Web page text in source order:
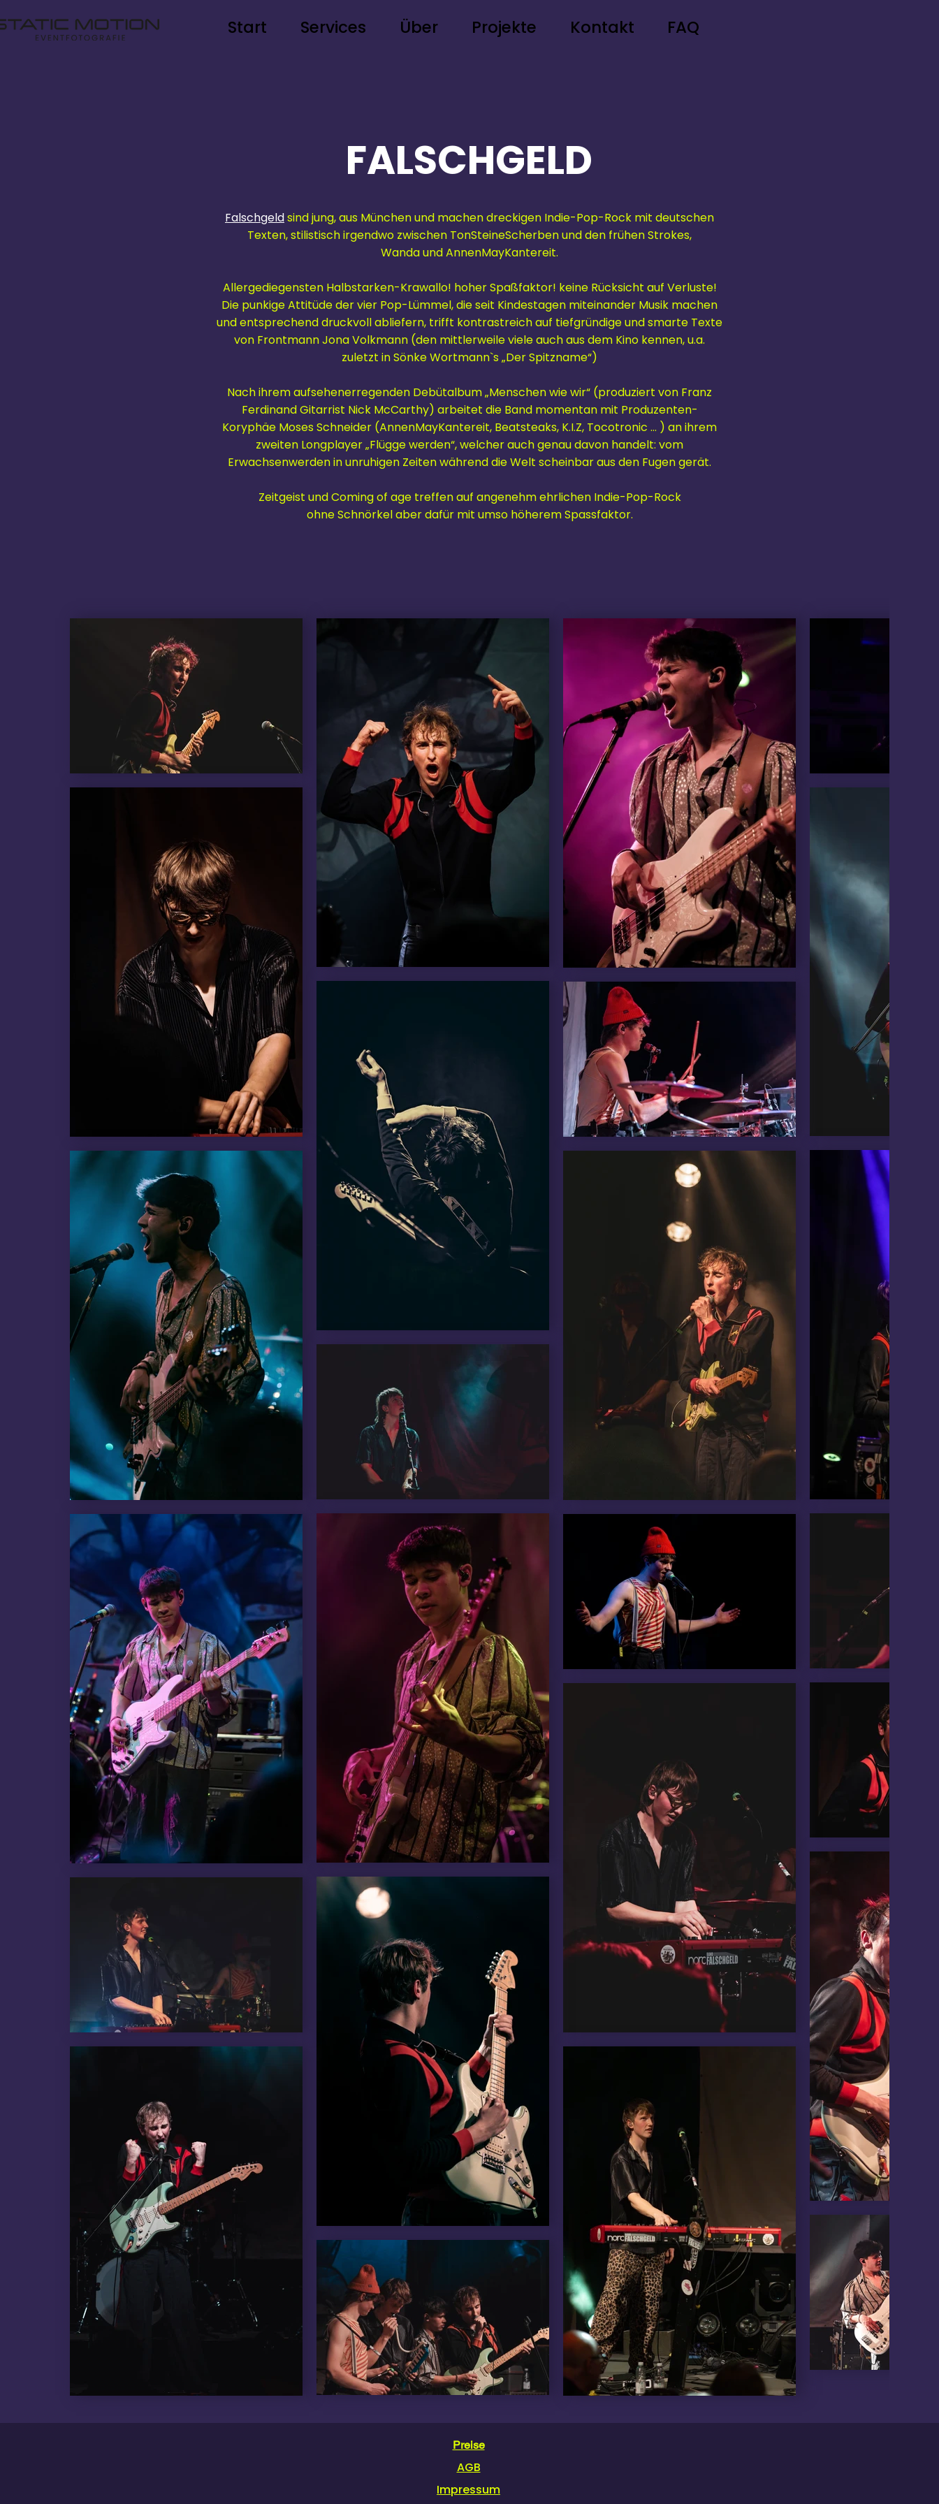
Start Services Über Projekte Kontakt FAQ
FALSCHGELD
Falschgeldsind jung, aus München und machen dreckigen Indie-Pop-Rock mit deutschen
Texten, stilistisch irgendwo zwischen TonSteineScherben und den frühen Strokes,
Wanda und AnnenMayKantereit.
Allergediegensten Halbstarken-Krawallo! hoher Spaßfaktor! keine Rücksicht auf Verluste!
Die punkige Attitüde der vier Pop-Lümmel, die seit Kindestagen miteinander Musik machen
und entsprechend druckvoll abliefern, trifft kontrastreich auf tiefgründige und smarte Texte
von Frontmann Jona Volkmann (den mittlerweile viele auch aus dem Kino kennen,u.a.
zuletzt in Sönke Wortmann`s „Der Spitzname“)
Nach ihrem aufsehenerregenden Debütalbum „Menschen wie wir“ (produziert von Franz
Ferdinand Gitarrist Nick McCarthy) arbeitet die Band momentan mit Produzenten-
Koryphäe Moses Schneider (AnnenMayKantereit, Beatsteaks, K.I.Z, Tocotronic ... ) an ihrem
zweiten Longplayer „Flügge werden“, welcher auch genau davon handelt: vom
Erwachsenwerden in unruhigen Zeiten während die Welt scheinbar aus den Fugen gerät.
Zeitgeist und Coming of age treffen auf angenehm ehrlichen Indie-Pop-Rock
ohne Schnörkel aber dafür mit umso höherem Spassfaktor.
Preise
AGB
Impressum